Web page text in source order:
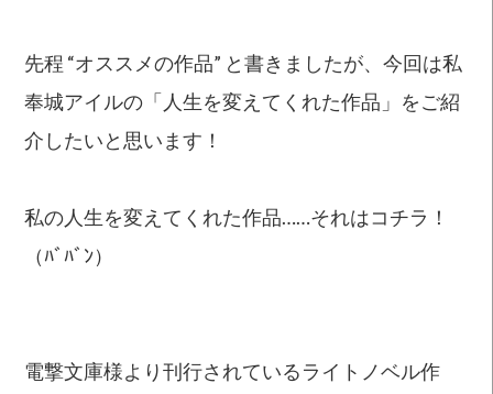
先程 “オススメの作品” と書きましたが、今回は私
奉城アイルの「人生を変えてくれた作品」をご紹
介したいと思います！
私の人生を変えてくれた作品……それはコチラ！
（ﾊﾞﾊﾞﾝ）
電撃文庫様より刊行されているライトノベル作